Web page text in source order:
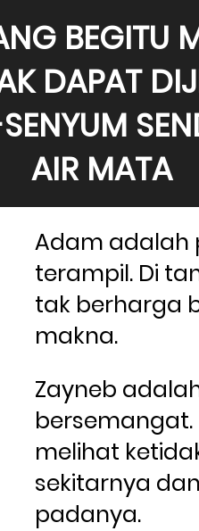
BEGITU
DAPAT
AIR MATA
Adam adalah
terampil. Di
tak berharga
makna.
Zayneb
melihat
sekitarnya
padanya.